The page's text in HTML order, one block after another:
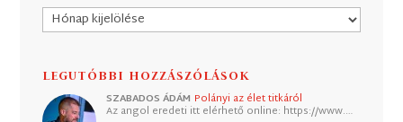
Archívum
LEGUTÓBBI HOZZÁSZÓLÁSOK
SZABADOS ÁDÁM Polányi az élet titkáról
Az angol eredeti itt elérhető online: https://www.…